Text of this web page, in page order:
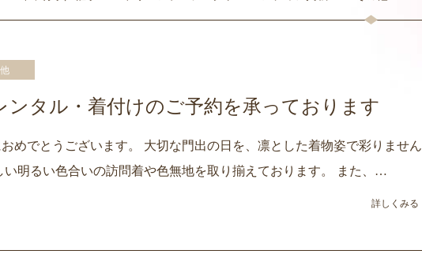
ンタル・着付けのご予約を承っております
めでとうございます。 大切な門出の日を、凛とした着物姿で彩りません
い明るい色合いの訪問着や色無地を取り揃えております。 また、…
詳しくみる